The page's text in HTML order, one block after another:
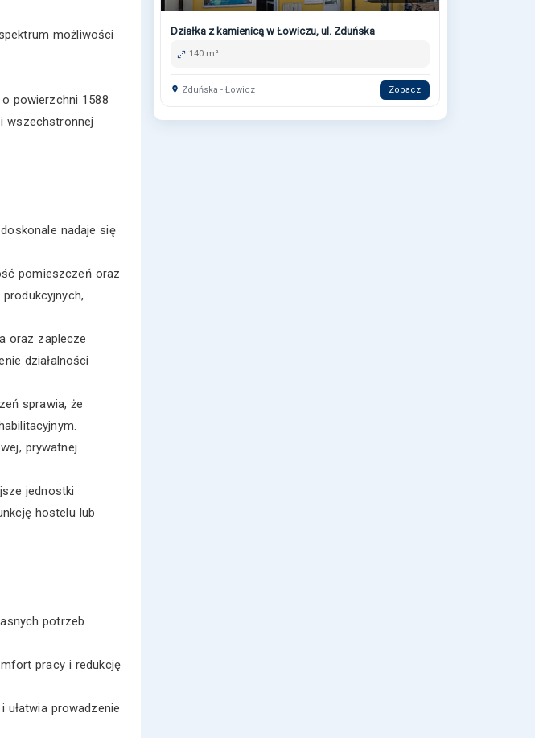
możliwości
powierzchni 1588
wszechstronnej
nadaje się
pomieszczeń oraz
oraz zaplecze
działalności
sprawia, że
prywatnej
jednostki
hostelu lub
potrzeb.
pracy i redukcję
ułatwia prowadzenie
Działka z kamienicą w Łowiczu, ul. Zduńska
140 m²
Zduńska - Łowicz Zobacz